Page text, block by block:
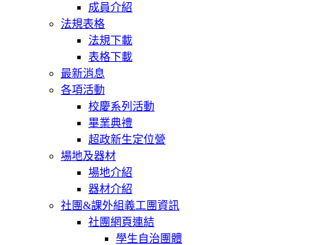
成員介紹
法規表格
法規下載
表格下載
最新消息
各項活動
校慶系列活動
畢業典禮
超政新生定位營
場地及器材
場地介紹
器材介紹
社團&課外組義工團資訊
社團網頁連結
學生自治團體